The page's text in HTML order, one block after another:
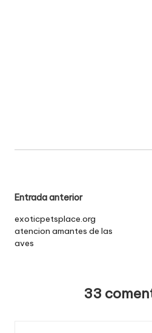
Navegación
de
entradas
Entrada anterior
exoticpetsplace.org
atencion amantes de las
aves
33